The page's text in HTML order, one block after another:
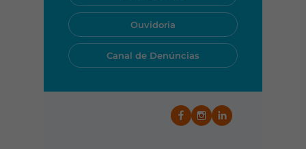
Ouvidoria
Canal de Denúncias